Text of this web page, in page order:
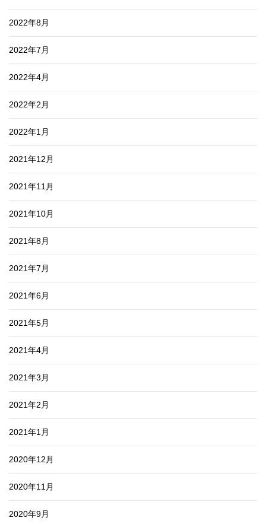
2022年8月
2022年7月
2022年4月
2022年2月
2022年1月
2021年12月
2021年11月
2021年10月
2021年8月
2021年7月
2021年6月
2021年5月
2021年4月
2021年3月
2021年2月
2021年1月
2020年12月
2020年11月
2020年9月